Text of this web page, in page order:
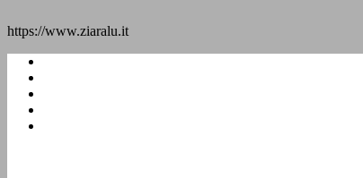
https://www.ziaralu.it